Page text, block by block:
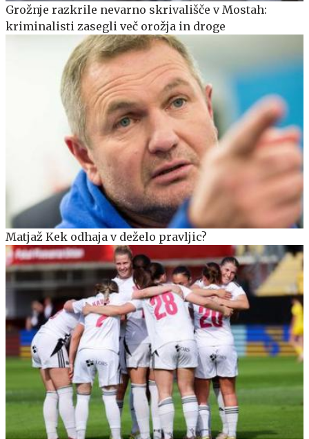
Grožnje razkrile nevarno skrivališče v Mostah:
kriminalisti zasegli več orožja in droge
Matjaž Kek odhaja v deželo pravljic?